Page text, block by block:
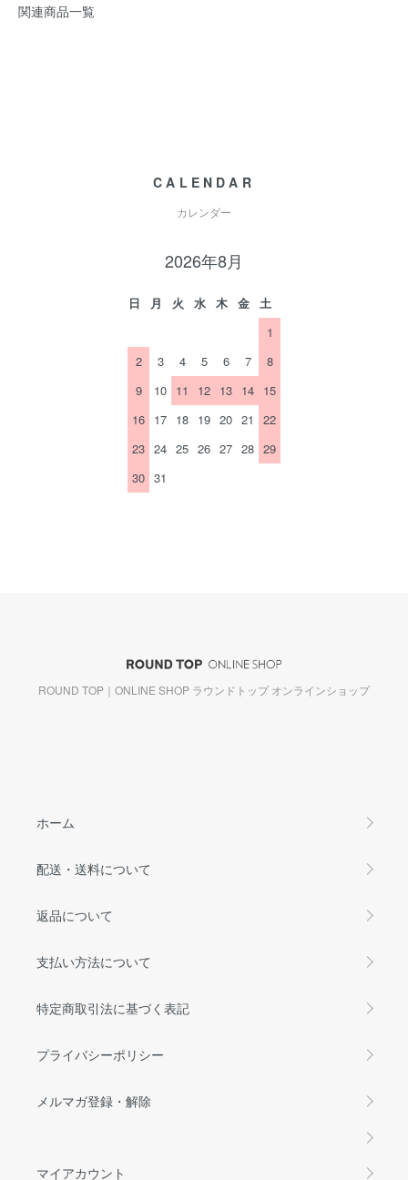
関連商品一覧
CALENDAR
カレンダー
2026年8月
日 月 火 水 木 金 土
1
2
3 4 5 6 7
8
9
10 11 12 13 14 15
16 17 18 19 20 21
22
23 24 25 26 27 28 29
30 31
ROUND TOP｜ONLINE SHOP ラウンドトップ オンラインショップ
ホーム
配送・送料について
返品について
支払い方法について
特定商取引法に基づく表記
プライバシーポリシー
メルマガ登録・解除
マイアカウント